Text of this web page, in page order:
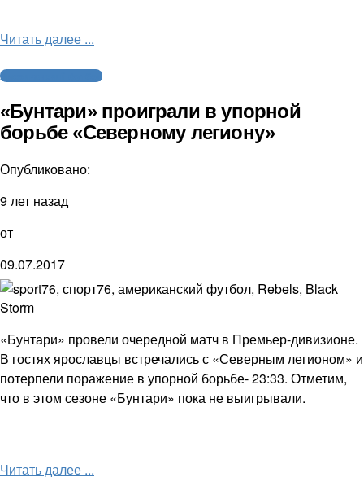
Читать далее ...
Американский футбол
«Бунтари» проиграли в упорной
борьбе «Северному легиону»
Опубликовано:
9 лет назад
от
09.07.2017
«Бунтари» провели очередной матч в Премьер-дивизионе.
В гостях ярославцы встречались с «Северным легионом» и
потерпели поражение в упорной борьбе- 23:33. Отметим,
что в этом сезоне «Бунтари» пока не выигрывали.
Читать далее ...